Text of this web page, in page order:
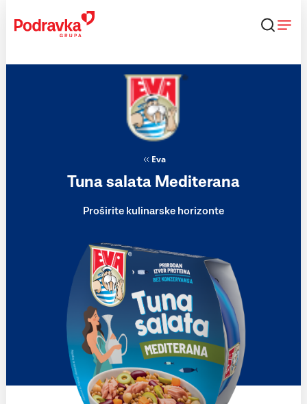
content
Eva
Tuna salata Mediterana
Proširite kulinarske horizonte